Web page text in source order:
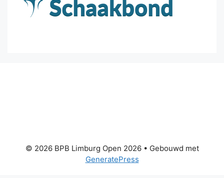
© 2026 BPB Limburg Open 2026• Gebouwd met
GeneratePress